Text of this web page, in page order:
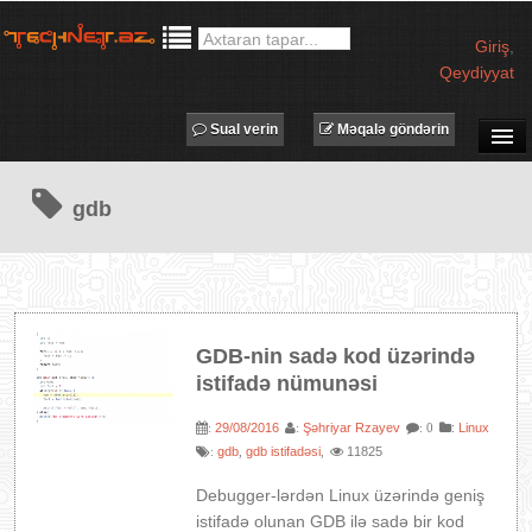
Giriş
Qeydiyyat
MƏQALƏLƏR
PROQRAMLAR
IT LÜĞƏT
Məqalə göndərin
Sual verin
gdb
GDB-nin sadə kod üzərində
istifadə nümunəsi
:29/08/2016 :Şəhriyar Rzayev : 0 : Linux
:gdb ,gdb istifadəsi 11825
Debugger-lərdən Linux üzərində geniş
istifadə olunan GDB ilə sadə bir kod